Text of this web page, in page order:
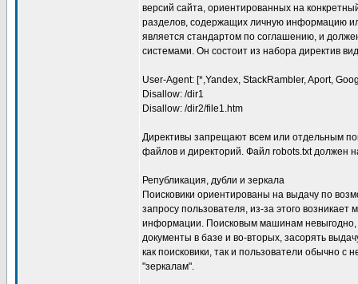
версий сайта, ориентированных на
разделов, содержащих личную информацию
является стандартом по соглашению, и
системами. Он состоит из набора директив
User-Agent: [*,Yandex, StackRambler, Aport,
Disallow: /dir1
Disallow: /dir2/file1.htm
Директивы запрещают всем или отдельным
файлов и директорий. Файл robots.txt должен
Републикация, дубли и зеркала
Поисковики ориентированы на выдачу по
запросу пользователя, из-за этого
информации. Поисковым машинам невыгодно,
документы в базе и во-вторых, засорять
как поисковики, так и пользователи обычно с
"зеркалам".